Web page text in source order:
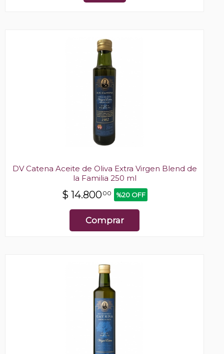
DV Catena Aceite de Oliva Extra Virgen Blend de
la Familia 250 ml
$ 14.80000 %20 OFF
Comprar